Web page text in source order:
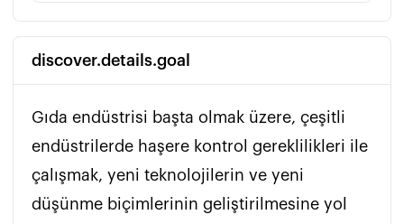
discover.details.goal
Gıda endüstrisi başta olmak üzere, çeşitli
endüstrilerde haşere kontrol gereklilikleri ile
çalışmak, yeni teknolojilerin ve yeni
düşünme biçimlerinin geliştirilmesine yol